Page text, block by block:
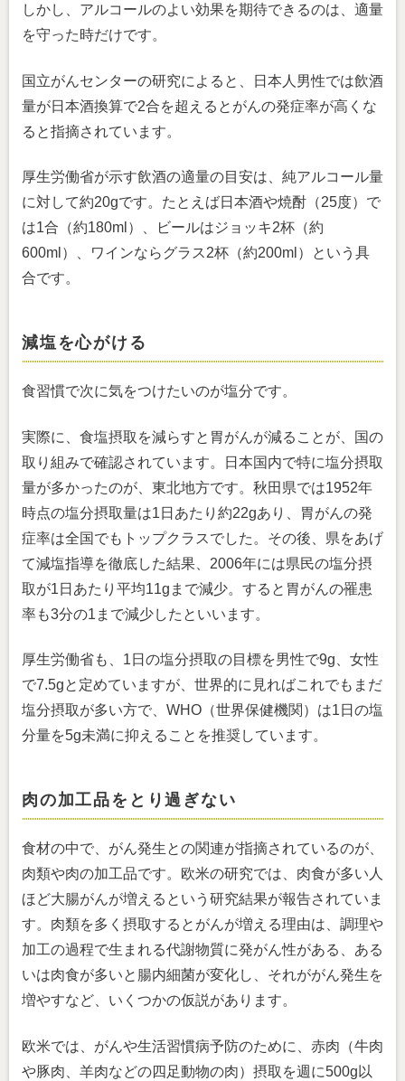
しかし、アルコールのよい効果を期待できるのは、適量
を守った時だけです。
国立がんセンターの研究によると、日本人男性では飲酒
量が日本酒換算で2合を超えるとがんの発症率が高くな
ると指摘されています。
厚生労働省が示す飲酒の適量の目安は、純アルコール量
に対して約20gです。たとえば日本酒や焼酎（25度）で
は1合（約180ml）、ビールはジョッキ2杯（約
600ml）、ワインならグラス2杯（約200ml）という具
合です。
減塩を心がける
食習慣で次に気をつけたいのが塩分です。
実際に、食塩摂取を減らすと胃がんが減ることが、国の
取り組みで確認されています。日本国内で特に塩分摂取
量が多かったのが、東北地方です。秋田県では1952年
時点の塩分摂取量は1日あたり約22gあり、胃がんの発
症率は全国でもトップクラスでした。その後、県をあげ
て減塩指導を徹底した結果、2006年には県民の塩分摂
取が1日あたり平均11gまで減少。すると胃がんの罹患
率も3分の1まで減少したといいます。
厚生労働省も、1日の塩分摂取の目標を男性で9g、女性
で7.5gと定めていますが、世界的に見ればこれでもまだ
塩分摂取が多い方で、WHO（世界保健機関）は1日の塩
分量を5g未満に抑えることを推奨しています。
肉の加工品をとり過ぎない
食材の中で、がん発生との関連が指摘されているのが、
肉類や肉の加工品です。欧米の研究では、肉食が多い人
ほど大腸がんが増えるという研究結果が報告されていま
す。肉類を多く摂取するとがんが増える理由は、調理や
加工の過程で生まれる代謝物質に発がん性がある、ある
いは肉食が多いと腸内細菌が変化し、それががん発生を
増やすなど、いくつかの仮説があります。
欧米では、がんや生活習慣病予防のために、赤肉（牛肉
や豚肉、羊肉などの四足動物の肉）摂取を週に500g以